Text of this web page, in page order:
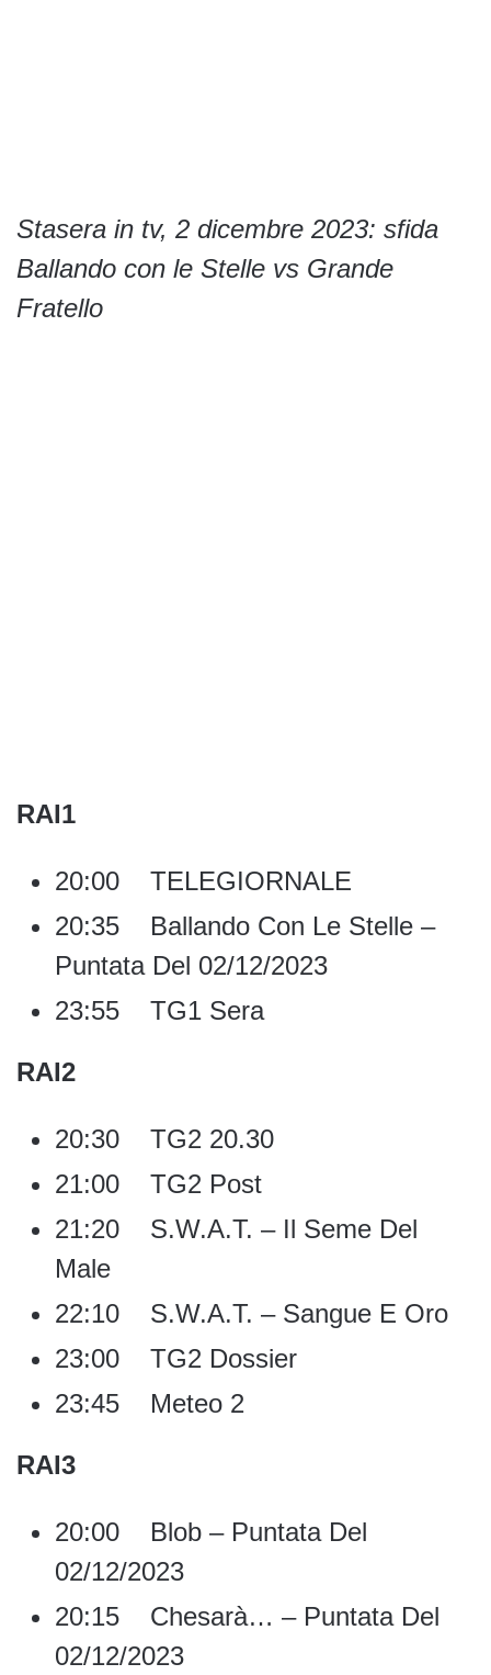
Stasera in tv, 2 dicembre 2023: sfida
Ballando con le Stelle vs Grande
Fratello
RAI1
20:00 TELEGIORNALE
20:35 Ballando Con Le Stelle –
Puntata Del 02/12/2023
23:55 TG1 Sera
RAI2
20:30 TG2 20.30
21:00 TG2 Post
21:20 S.W.A.T. – Il Seme Del
Male
22:10 S.W.A.T. – Sangue E Oro
23:00 TG2 Dossier
23:45 Meteo 2
RAI3
20:00 Blob – Puntata Del
02/12/2023
20:15 Chesarà… – Puntata Del
02/12/2023